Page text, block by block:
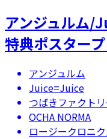
アンジュルム/
特典ポスター
アンジュルム
Juice=Juice
つばきファクト
OCHA NORMA
ロージークロニ